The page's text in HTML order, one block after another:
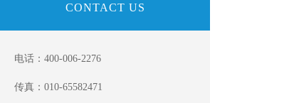
CONTACT US
电话：400-006-2276
传真：010-65582471